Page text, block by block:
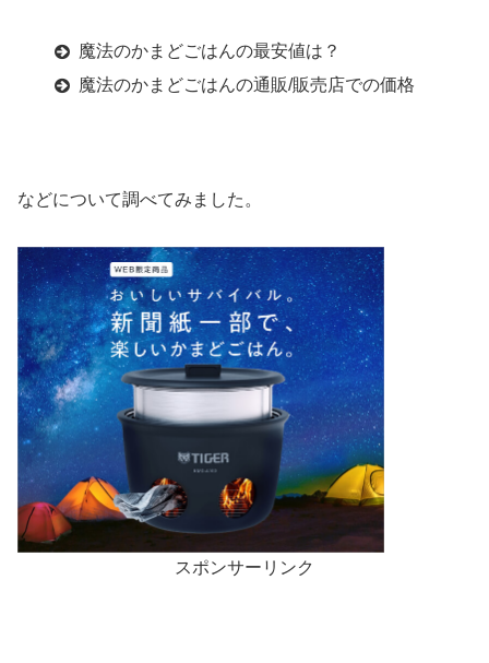
魔法のかまどごはんの最安値は？
魔法のかまどごはんの通販/販売店での価格
などについて調べてみました。
スポンサーリンク